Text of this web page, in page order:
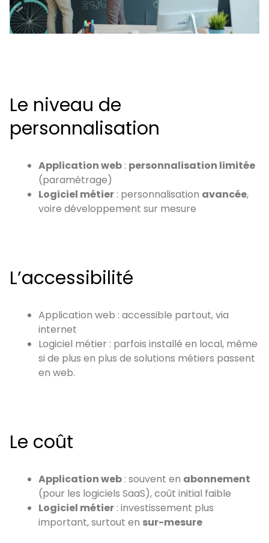
Le niveau de
personnalisation
Application web : personnalisation limitée
(paramétrage)
Logiciel métier : personnalisation avancée,
voire développement sur mesure
L’accessibilité
Application web : accessible partout, via
internet
Logiciel métier : parfois installé en local, même
si de plus en plus de solutions métiers passent
en web.
Le coût
Application web : souvent en abonnement
(pour les logiciels SaaS), coût initial faible
Logiciel métier : investissement plus
important, surtout en sur-mesure